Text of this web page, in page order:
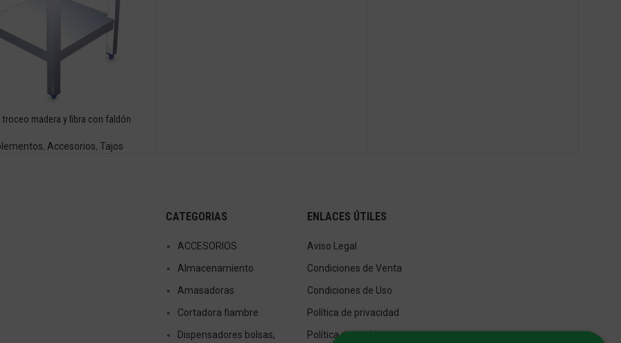
troceo madera y fibra con faldón
, Accesorios,Tajos
CATEGORIAS
ACCESORIOS
Almacenamiento
Amasadoras
Cortadora fiambre
Dispensadores bolsas,
ENLACES ÚTILES
Aviso Legal
Condiciones de Venta
Condiciones de Uso
Política de privacidad
Política de cookies